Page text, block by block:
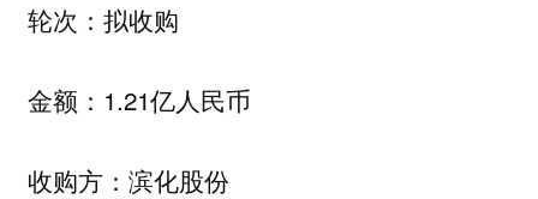
轮次：拟收购
金额：1.21亿人民币
收购方：滨化股份